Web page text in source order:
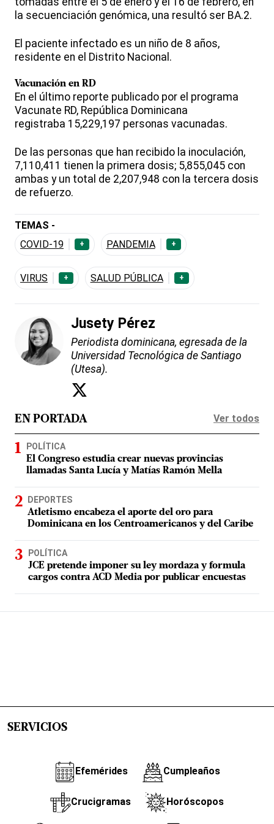
la secuenciación genómica, una resultó ser BA.2.
El paciente infectado es un niño de 8 años,
residente en el Distrito Nacional.
Vacunación en RD
En el último reporte publicado por el programa
Vacunate RD, República Dominicana
registraba 15,229,197 personas vacunadas.
De las personas que han recibido la inoculación,
7,110,411 tienen la primera dosis; 5,855,045 con
ambas y un total de 2,207,948 con la tercera dosis
de refuerzo.
TEMAS -
COVID-19
+ PANDEMIA +
VIRUS + SALUD PÚBLICA +
Jusety Pérez
Periodista dominicana, egresada de la
Universidad Tecnológica de Santiago
(Utesa).
EN PORTADA Ver todos
POLÍTICA
El Congreso estudia crear nuevas provincias
llamadas Santa Lucía y Matías Ramón Mella
DEPORTES
Atletismo encabeza el aporte del oro para
Dominicana en los Centroamericanos y del Caribe
POLÍTICA
JCE pretende imponer su ley mordaza y formula
cargos contra ACD Media por publicar encuestas
SERVICIOS
Efemérides Cumpleaños
Crucigramas Horóscopos